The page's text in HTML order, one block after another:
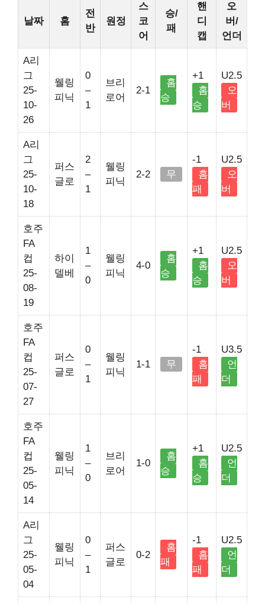
날짜 홈
전
반
원정
스
코
어
승/
패
핸
디
캡
오
버/
언더
A리
그
25-
10-
26
웰링
피닉
0
–
1
브리
로어
2-1
홈
승
+1
홈
승
U2.5
오
버
A리
그
25-
10-
18
퍼스
글로
2
–
1
웰링
피닉
2-2 무
-1
홈
패
U2.5
오
버
호주
FA
컵
25-
08-
19
하이
델베
1
–
0
웰링
피닉
4-0
홈
승
+1
홈
승
U2.5
오
버
호주
FA
컵
25-
07-
27
퍼스
글로
0
–
1
웰링
피닉
1-1 무
-1
홈
패
U3.5
언
더
호주
FA
컵
25-
05-
14
웰링
피닉
1
–
0
브리
로어
1-0
홈
승
+1
홈
승
U2.5
언
더
A리
그
25-
05-
04
웰링
피닉
0
–
1
퍼스
글로
0-2
홈
패
-1
홈
패
U2.5
언
더